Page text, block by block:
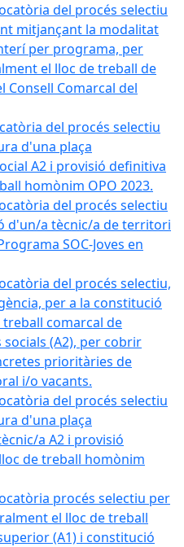
del procés selectiu
mitjançant la modalitat
per programa, per
el lloc de treball de
Consell Comarcal del
del procés selectiu
d'una plaça
A2 i provisió definitiva
homònim OPO 2023.
del procés selectiu
d'un/a tècnic/a de territori
SOC-Joves en
del procés selectiu,
per a la constitució
comarcal de
(A2), per cobrir
prioritàries de
i/o vacants.
del procés selectiu
d'una plaça
a A2 i provisió
de treball homònim
procés selectiu per
el lloc de treball
(A1) i constitució